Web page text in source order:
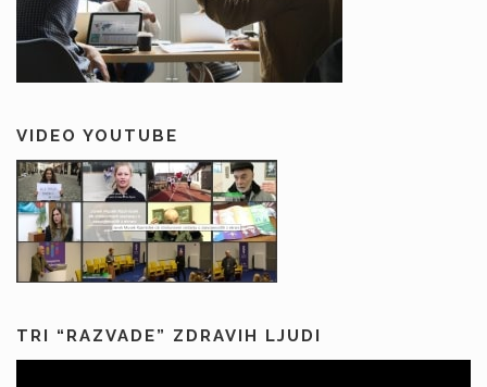
VIDEO YOUTUBE
TRI “RAZVADE” ZDRAVIH LJUDI